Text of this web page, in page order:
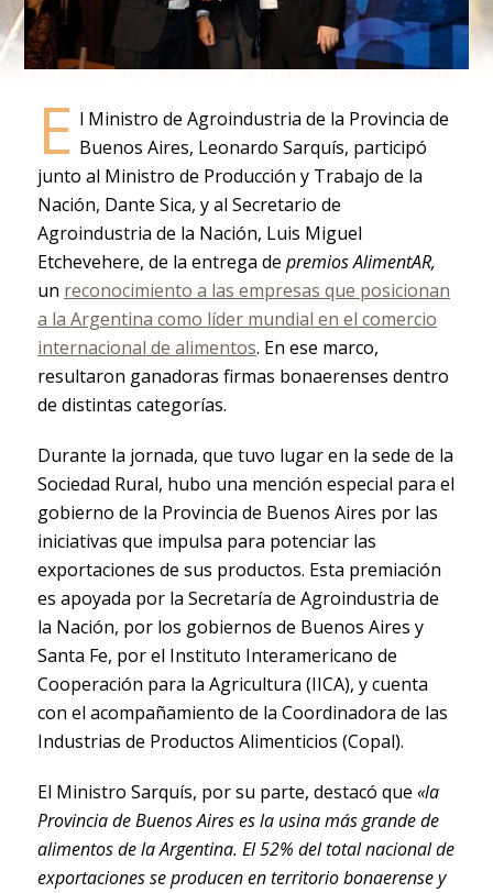
E l Ministro de Agroindustria de la Provincia de
Buenos Aires, Leonardo Sarquís, participó
junto al Ministro de Producción y Trabajo de la
Nación, Dante Sica, y al Secretario de
Agroindustria de la Nación, Luis Miguel
Etchevehere, de la entrega de premios AlimentAR,
un reconocimiento a las empresas que posicionan
a la Argentina como líder mundial en el comercio
internacional de alimentos. En ese marco,
resultaron ganadoras firmas bonaerenses dentro
de distintas categorías.
Durante la jornada, que tuvo lugar en la sede de la
Sociedad Rural, hubo una mención especial para el
gobierno de la Provincia de Buenos Aires por las
iniciativas que impulsa para potenciar las
exportaciones de sus productos. Esta premiación
es apoyada por la Secretaría de Agroindustria de
la Nación, por los gobiernos de Buenos Aires y
Santa Fe, por el Instituto Interamericano de
Cooperación para la Agricultura (IICA), y cuenta
con el acompañamiento de la Coordinadora de las
Industrias de Productos Alimenticios (Copal).
El Ministro Sarquís, por su parte, destacó que «la
Provincia de Buenos Aires es la usina más grande de
alimentos de la Argentina. El 52% del total nacional de
exportaciones se producen en territorio bonaerense y